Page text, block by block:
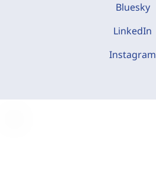
Bluesky
LinkedIn
Instagram